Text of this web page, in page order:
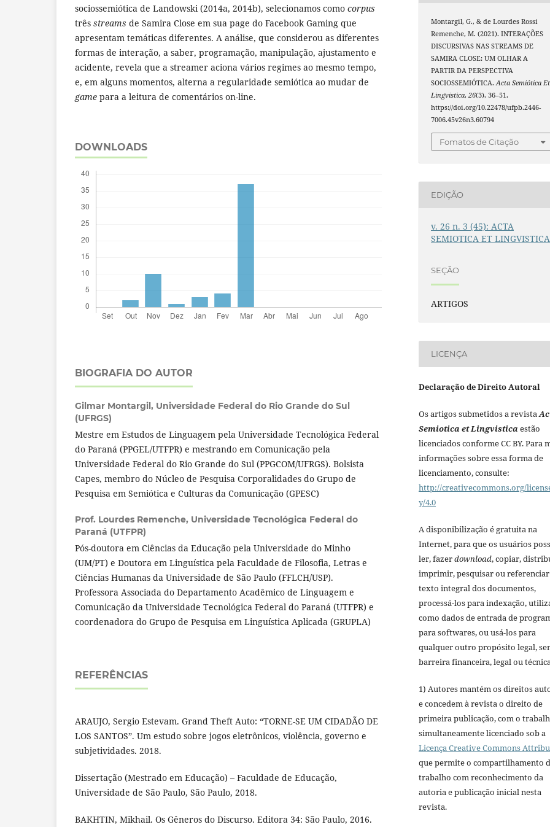
sociossemiótica de Landowski (2014a, 2014b), selecionamos como corpus
três streams de Samira Close em sua page do Facebook Gaming que
apresentam temáticas diferentes. A análise, que considerou as diferentes
formas de interação, a saber, programação, manipulação, ajustamento e
acidente, revela que a streamer aciona vários regimes ao mesmo tempo,
e, em alguns momentos, alterna a regularidade semiótica ao mudar de
game para a leitura de comentários on-line.
DOWNLOADS
BIOGRAFIA DO AUTOR
Gilmar Montargil, Universidade Federal do Rio Grande do Sul
(UFRGS)
Mestre em Estudos de Linguagem pela Universidade Tecnológica Federal
do Paraná (PPGEL/UTFPR) e mestrando em Comunicação pela
Universidade Federal do Rio Grande do Sul (PPGCOM/UFRGS). Bolsista
Capes, membro do Núcleo de Pesquisa Corporalidades do Grupo de
Pesquisa em Semiótica e Culturas da Comunicação (GPESC)
Prof. Lourdes Remenche, Universidade Tecnológica Federal do
Paraná (UTFPR)
Pós-doutora em Ciências da Educação pela Universidade do Minho
(UM/PT) e Doutora em Linguística pela Faculdade de Filosofia, Letras e
Ciências Humanas da Universidade de São Paulo (FFLCH/USP).
Professora Associada do Departamento Acadêmico de Linguagem e
Comunicação da Universidade Tecnológica Federal do Paraná (UTFPR) e
coordenadora do Grupo de Pesquisa em Linguística Aplicada (GRUPLA)
REFERÊNCIAS
ARAUJO, Sergio Estevam. Grand Theft Auto: “TORNE-SE UM CIDADÃO DE
LOS SANTOS”. Um estudo sobre jogos eletrônicos, violência, governo e
subjetividades. 2018.
Dissertação (Mestrado em Educação) – Faculdade de Educação,
Universidade de São Paulo, São Paulo, 2018.
BAKHTIN, Mikhail. Os Gêneros do Discurso. Editora 34: São Paulo, 2016.
Montargil, G., & de Lourdes Rossi
Remenche, M. (2021). INTERAÇÕES
DISCURSIVAS NAS STREAMS DE
SAMIRA CLOSE: UM OLHAR A
PARTIR DA PERSPECTIVA
SOCIOSSEMIÓTICA.Acta Semiótica Et
Lingvistica,26(3), 36–51.
https://doi.org/10.22478/ufpb.2446-
7006.45v26n3.60794
Fomatos de Citação
EDIÇÃO
v. 26 n. 3 (45): ACTA
SEMIOTICA ET LINGVISTICA
SEÇÃO
ARTIGOS
LICENÇA
Declaração de Direito Autoral
Os artigos submetidos a revista
Semiotica et Lingvistica estão
licenciados conforme CC BY. Para
informações sobre essa forma de
licenciamento, consulte:
http://creativecommons.org/
y/4.0
A disponibilização é gratuita na
Internet, para que os usuários
ler, fazerdownload, copiar,
imprimir, pesquisar ou
texto integral dos documentos,
processá-los para indexação,
como dados de entrada de
para softwares, ou usá-los para
qualquer outro propósito legal,
barreira financeira, legal ou
1) Autores mantém os direitos
e concedem à revista o direito de
primeira publicação, com o
simultaneamente licenciado sob a
Licença Creative Commons
que permite o compartilhamento
trabalho com reconhecimento da
autoria e publicação inicial nesta
revista.